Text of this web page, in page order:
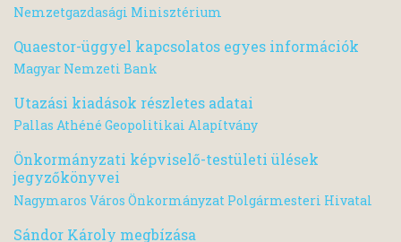
Nemzetgazdasági Minisztérium
Quaestor-üggyel kapcsolatos egyes információk
Magyar Nemzeti Bank
Utazási kiadások részletes adatai
Pallas Athéné Geopolitikai Alapítvány
Önkormányzati képviselő-testületi ülések
jegyzőkönyvei
Nagymaros Város Önkormányzat Polgármesteri Hivatal
Sándor Károly megbízása